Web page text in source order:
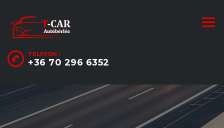
TELEFON :
+36 70 296 6352